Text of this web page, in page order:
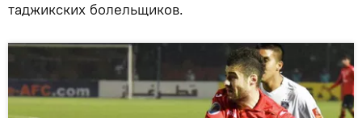
таджикских болельщиков.